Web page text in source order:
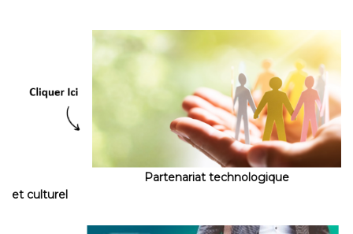
Partenariat technologique
et culturel